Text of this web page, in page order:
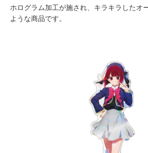
ホログラム加工が施され、キラキラしたオ
ような商品です。